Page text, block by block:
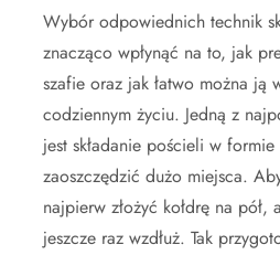
Wybór odpowiednich technik
znacząco wpłynąć na to, jak
szafie oraz jak łatwo można ją
codziennym życiu. Jedną z
jest składanie pościeli w
zaoszczędzić dużo miejsca.
najpierw złożyć kołdrę na pół,
jeszcze raz wzdłuż. Tak